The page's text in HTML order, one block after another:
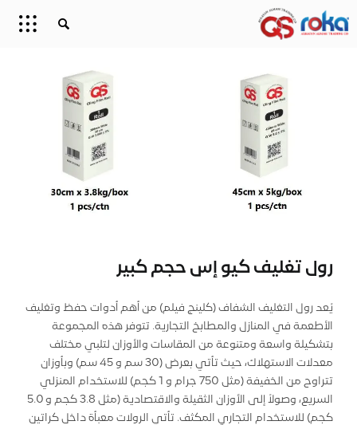
رول تغلیف كيو إس حجم كبير
يُعد رول التغليف الشفاف (كلينج فيلم) من أهم أدوات حفظ وتغليف
الأطعمة في المنازل والمطابخ التجارية. تتوفر هذه المجموعة
بتشكيلة واسعة ومتنوعة من المقاسات والأوزان لتلبي مختلف
معدلات الاستهلاك، حيث تأتي بعرض (30 سم و 45 سم) وبأوزان
تتراوح من الخفيفة (مثل 750 جرام و 1 كجم) للاستخدام المنزلي
السريع، وصولاً إلى الأوزان الثقيلة والاقتصادية (مثل 3.8 كجم و 5.0
كجم) للاستخدام التجاري المكثف. تأتي الرولات معبأة داخل كراتين